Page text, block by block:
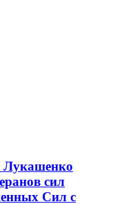
Лукашенко
сил
Сил с